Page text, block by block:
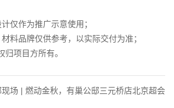
仅作为推广示意使用；
料品牌仅供参考，以实际交付为准；
项目方所有。
场 | 燃动金秋，有巢公邸三元桥店北京超会